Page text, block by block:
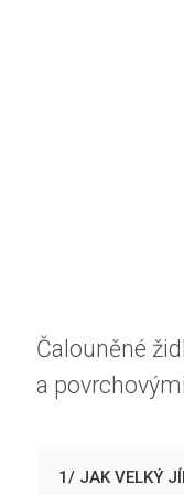
Čalouněné
a
1/ JAK VELKÝ